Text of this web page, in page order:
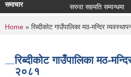
समाचार सरुवा सहमति सम्वन्धमा
You are here
Home » रिब्दीकोट गाउँपालिका मठ-मन्दिर
रिब्दीकोट गाउँपालिका मठ-
२०८१